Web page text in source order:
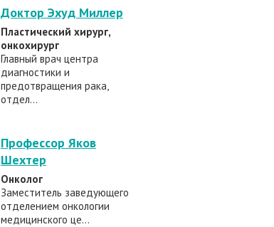
Доктор Эхуд Миллер
Пластический хирург,
онкохирург
Главный врач центра
диагностики и
предотвращения рака,
отдел...
Профессор Яков
Шехтер
Онколог
Заместитель заведующего
отделением онкологии
медицинского це...